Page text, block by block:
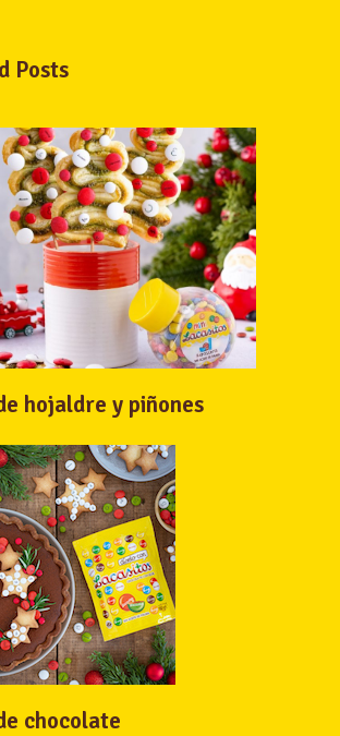
Posts
hojaldre y piñones
chocolate